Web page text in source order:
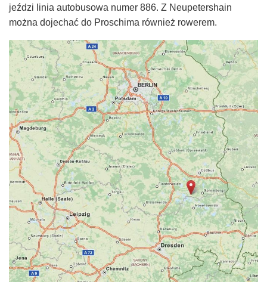
jeździ linia autobusowa numer 886. Z Neupetershain
można dojechać do Proschima również rowerem.